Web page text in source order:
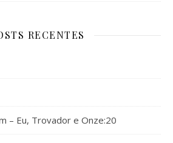
RECENTES
– Eu, Trovador e Onze:20